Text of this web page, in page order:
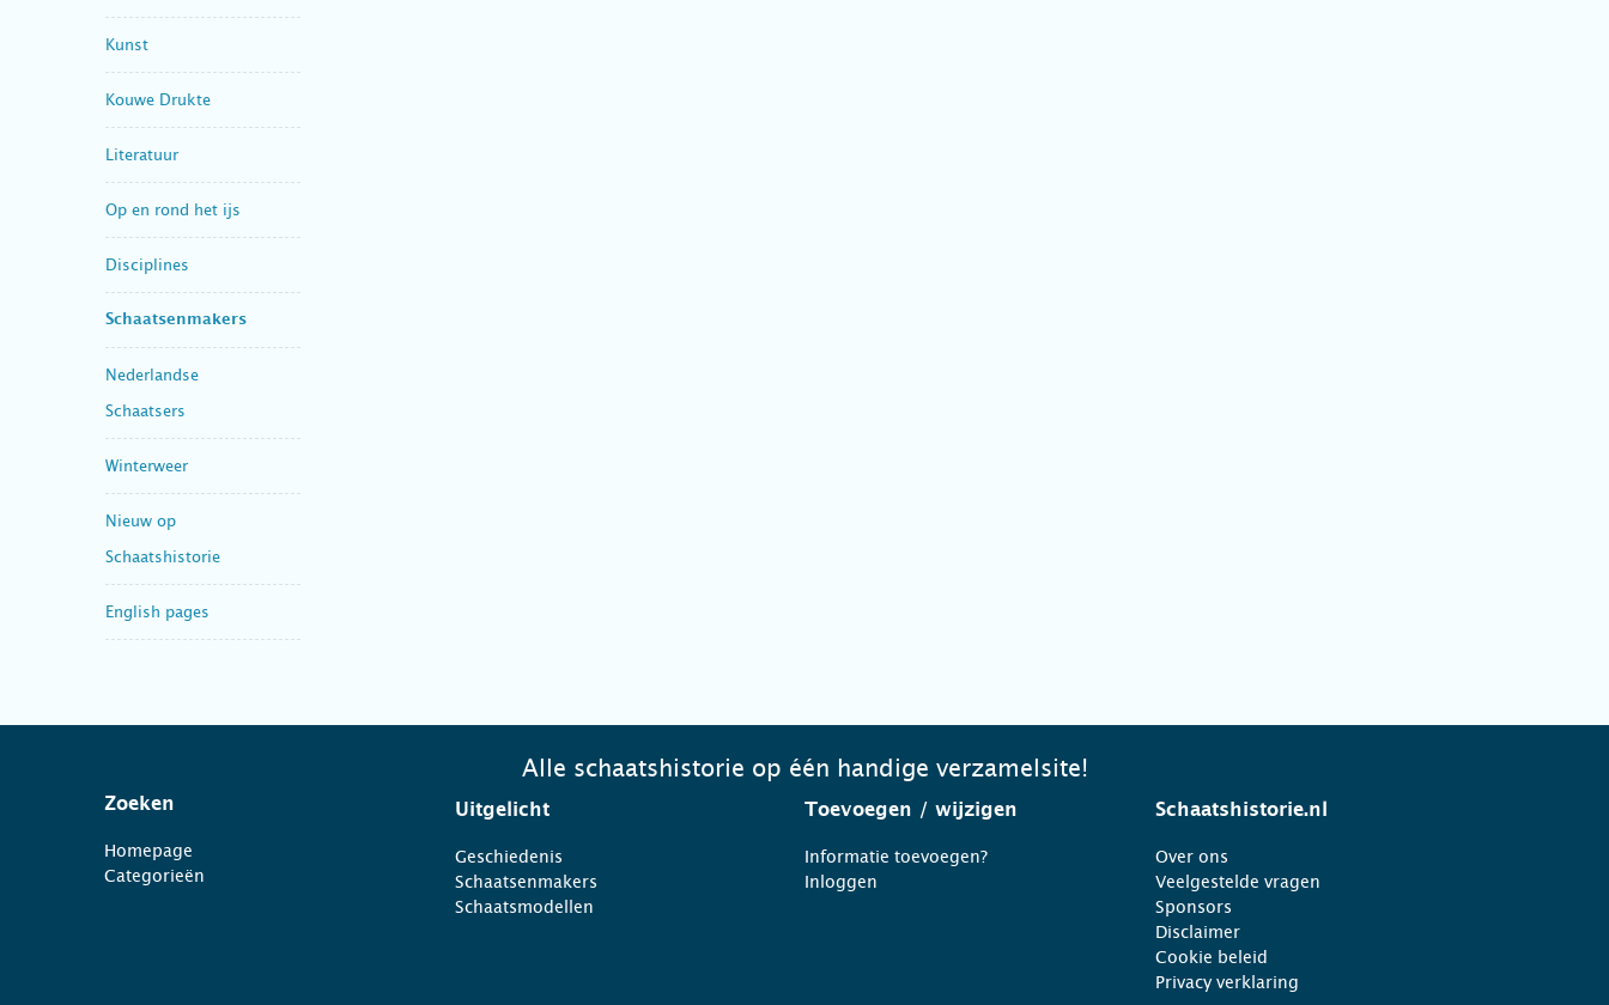
Kunst
Kouwe Drukte
Literatuur
Op en rond het ijs
Disciplines
Schaatsenmakers
Nederlandse
Schaatsers
Winterweer
Nieuw op
Schaatshistorie
English pages
Alle schaatshistorie op één handige verzamelsite!
Zoeken
Homepage
Categorieën
Uitgelicht
Geschiedenis
Schaatsenmakers
Schaatsmodellen
Toevoegen / wijzigen
Informatie toevoegen?
Inloggen
Schaatshistorie.nl
Over ons
Veelgestelde vragen
Sponsors
Disclaimer
Cookie beleid
Privacy verklaring